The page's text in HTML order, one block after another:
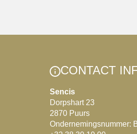
CONTACT
Sencis
Dorpshart 23
2870 Puurs
Ondernemingsnummer: